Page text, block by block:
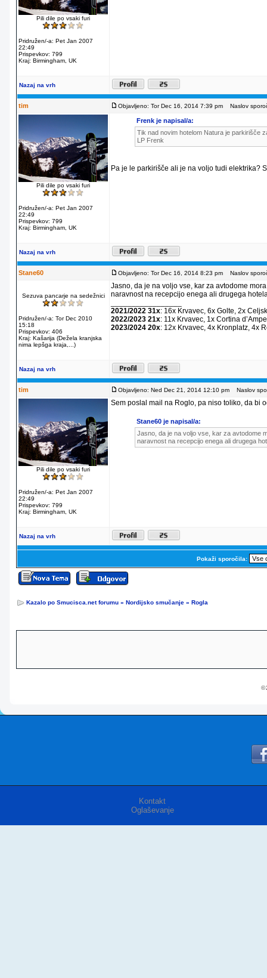
Pili dile po vsaki furi
Pridružen/-a: Pet Jan 2007
22:49
Prispevkov: 799
Kraj: Birmingham, UK
Nazaj na vrh
tim Objavljeno: Tor Dec 16, 2014 7:39 pm Naslov
Pili dile po vsaki furi
Pridružen/-a: Pet Jan 2007
22:49
Prispevkov: 799
Kraj: Birmingham, UK
Frenk je napisal/a:
Tik nad novim hotelom Natura je parkirišče
LP Frenk
Pa je le parkirišče ali je na voljo tudi elektrika?
Nazaj na vrh
Stane60 Objavljeno: Tor Dec 16, 2014 8:23 pm Naslov
Sezuva pancarje na sedežnici
Pridružen/-a: Tor Dec 2010
15:18
Prispevkov: 406
Kraj: Kašarija (Dežela kranjska
nima lepšga kraja,...)
Jasno, da je na voljo vse, kar za avtodome
naravnost na recepcijo enega ali drugega
2021/2022 31x: 16x Krvavec, 6x Golte, 2x
2022/2023 21x: 11x Krvavec, 1x Cortina
2023/2024 20x: 12x Krvavec, 4x Kronplatz, 4x
Nazaj na vrh
tim Objavljeno: Ned Dec 21, 2014 12:10 pm Naslov
Pili dile po vsaki furi
Pridružen/-a: Pet Jan 2007
22:49
Prispevkov: 799
Kraj: Birmingham, UK
Sem poslal mail na Roglo, pa niso toliko, da bi
Stane60 je napisal/a:
Jasno, da je na voljo vse, kar za avtodome
naravnost na recepcijo enega ali drugega
Nazaj na vrh
Pokaži sporočila:
Kazalo po Smucisca.net forumu » Nordijsko smučanje » Rogla
©
Kontakt
Oglaševanje